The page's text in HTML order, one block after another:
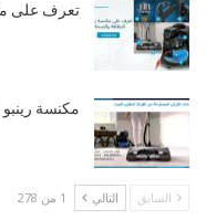
تعرف على
مكنسة
السابق التالي 1 من 278